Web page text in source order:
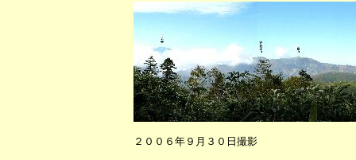
２００６年９月３０日撮影